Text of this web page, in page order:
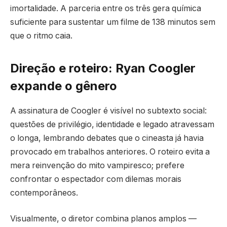
imortalidade. A parceria entre os três gera química
suficiente para sustentar um filme de 138 minutos sem
que o ritmo caia.
Direção e roteiro: Ryan Coogler
expande o gênero
A assinatura de Coogler é visível no subtexto social:
questões de privilégio, identidade e legado atravessam
o longa, lembrando debates que o cineasta já havia
provocado em trabalhos anteriores. O roteiro evita a
mera reinvenção do mito vampiresco; prefere
confrontar o espectador com dilemas morais
contemporâneos.
Visualmente, o diretor combina planos amplos —